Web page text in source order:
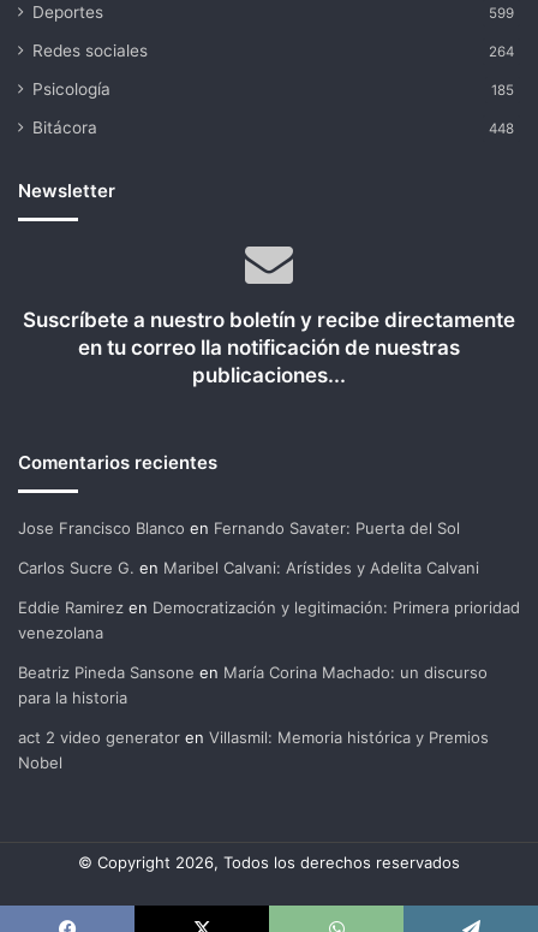
Deportes 599
Redes sociales 264
Psicología 185
Bitácora 448
Newsletter
Suscríbete a nuestro boletín y recibe directamente
en tu correo lla notificación de nuestras
publicaciones...
Comentarios recientes
Jose Francisco Blanco en Fernando Savater: Puerta del Sol
Carlos Sucre G. en Maribel Calvani: Arístides y Adelita Calvani
Eddie Ramirez en Democratización y legitimación: Primera prioridad
venezolana
Beatriz Pineda Sansone en María Corina Machado: un discurso
para la historia
act 2 video generator en Villasmil: Memoria histórica y Premios
Nobel
© Copyright 2026, Todos los derechos reservados